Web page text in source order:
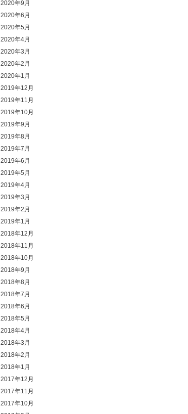
2020年9月
2020年6月
2020年5月
2020年4月
2020年3月
2020年2月
2020年1月
2019年12月
2019年11月
2019年10月
2019年9月
2019年8月
2019年7月
2019年6月
2019年5月
2019年4月
2019年3月
2019年2月
2019年1月
2018年12月
2018年11月
2018年10月
2018年9月
2018年8月
2018年7月
2018年6月
2018年5月
2018年4月
2018年3月
2018年2月
2018年1月
2017年12月
2017年11月
2017年10月